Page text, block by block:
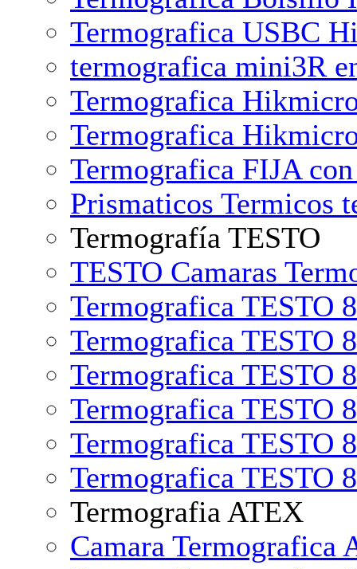
Termografica USBC
termografica mini3R
Termografica
Termografica
Termografica FIJA
Prismaticos Termicos
Termografía TESTO
TESTO Camaras
Termografica TESTO
Termografica TESTO
Termografica TESTO
Termografica TESTO
Termografica TESTO
Termografica TESTO
Termografia ATEX
Camara Termografica